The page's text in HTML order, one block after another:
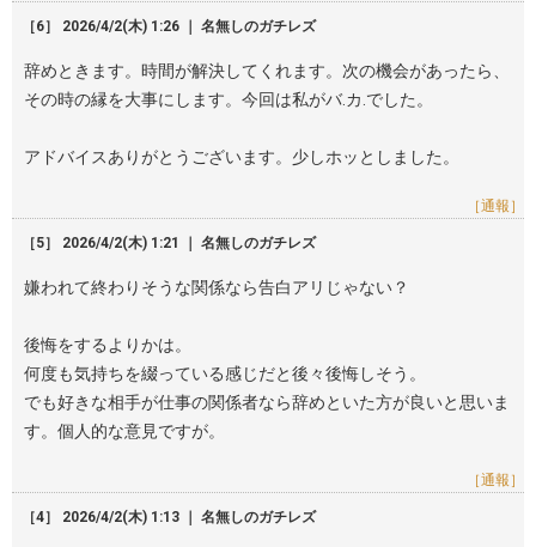
［6］ 2026/4/2(木) 1:26 ｜ 名無しのガチレズ
辞めときます。時間が解決してくれます。次の機会があったら、
その時の縁を大事にします。今回は私がバ.カ.でした。
アドバイスありがとうございます。少しホッとしました。
［通報］
［5］ 2026/4/2(木) 1:21 ｜ 名無しのガチレズ
嫌われて終わりそうな関係なら告白アリじゃない？
後悔をするよりかは。
何度も気持ちを綴っている感じだと後々後悔しそう。
でも好きな相手が仕事の関係者なら辞めといた方が良いと思いま
す。個人的な意見ですが。
［通報］
［4］ 2026/4/2(木) 1:13 ｜ 名無しのガチレズ